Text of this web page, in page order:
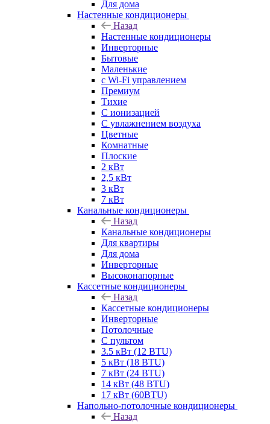
Для дома
Настенные кондиционеры
Назад
Настенные кондиционеры
Инверторные
Бытовые
Маленькие
с Wi-Fi управлением
Премиум
Тихие
С ионизацией
С увлажнением воздуха
Цветные
Комнатные
Плоские
2 кВт
2,5 кВт
3 кВт
7 кВт
Канальные кондиционеры
Назад
Канальные кондиционеры
Для квартиры
Для дома
Инверторные
Высоконапорные
Кассетные кондиционеры
Назад
Кассетные кондиционеры
Инверторные
Потолочные
С пультом
3.5 кВт (12 BTU)
5 кВт (18 BTU)
7 кВт (24 BTU)
14 кВт (48 BTU)
17 кВт (60BTU)
Напольно-потолочные кондиционеры
Назад